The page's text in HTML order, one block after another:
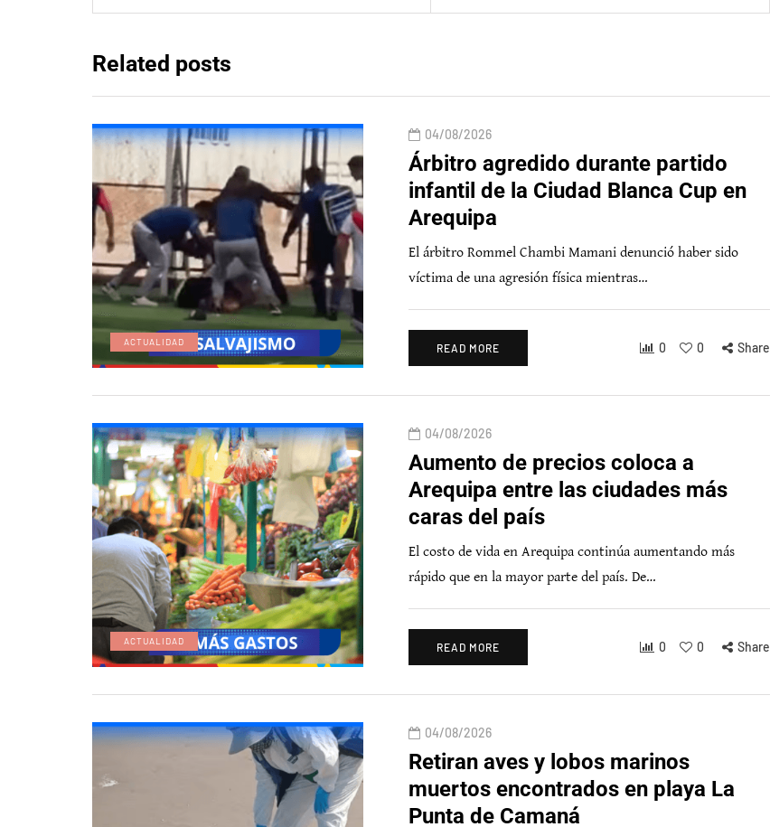
Related posts
ACTUALIDAD
04/08/2026
Árbitro agredido durante partido
infantil de la Ciudad Blanca Cup en
Arequipa
El árbitro Rommel Chambi Mamani denunció haber sido
víctima de una agresión física mientras…
READ MORE 0 0 Share
ACTUALIDAD
04/08/2026
Aumento de precios coloca a
Arequipa entre las ciudades más
caras del país
El costo de vida en Arequipa continúa aumentando más
rápido que en la mayor parte del país. De…
READ MORE 0 0 Share
04/08/2026
Retiran aves y lobos marinos
muertos encontrados en playa La
Punta de Camaná